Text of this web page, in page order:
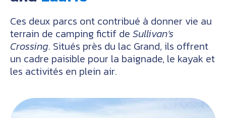
Ces deux parcs ont contribué à donner vie au
terrain de camping fictif de Sullivan’s
Crossing. Situés près du lac Grand, ils offrent
un cadre paisible pour la baignade, le kayak et
les activités en plein air.